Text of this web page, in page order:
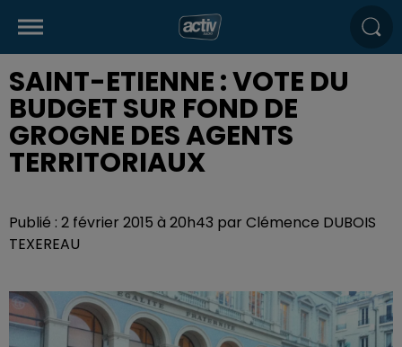
SAINT-ETIENNE : VOTE DU
BUDGET SUR FOND DE
GROGNE DES AGENTS
TERRITORIAUX
Publié : 2 février 2015 à 20h43 par Clémence DUBOIS
TEXEREAU